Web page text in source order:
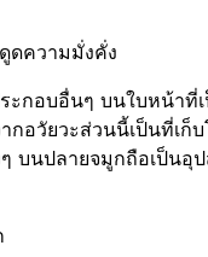
ดความมั่งคั่ง
ะกอบอื่นๆ บนใบหน้า
ากอวัยวะส่วนนี้เป็นที่เ
บนปลายจมูกถือเป็นอุ